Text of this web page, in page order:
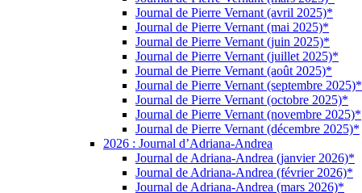
Journal de Pierre Vernant (avril 2025)*
Journal de Pierre Vernant (mai 2025)*
Journal de Pierre Vernant (juin 2025)*
Journal de Pierre Vernant (juillet 2025)*
Journal de Pierre Vernant (août 2025)*
Journal de Pierre Vernant (septembre 2025)*
Journal de Pierre Vernant (octobre 2025)*
Journal de Pierre Vernant (novembre 2025)*
Journal de Pierre Vernant (décembre 2025)*
2026 : Journal d’Adriana-Andrea
Journal de Adriana-Andrea (janvier 2026)*
Journal de Adriana-Andrea (février 2026)*
Journal de Adriana-Andrea (mars 2026)*